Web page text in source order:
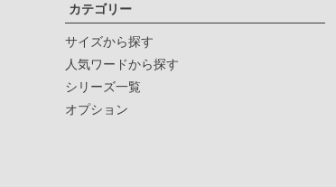
バーボン
アトラス
カテゴリー
サイズから探す
人気ワードから探す
シリーズ一覧
オプション